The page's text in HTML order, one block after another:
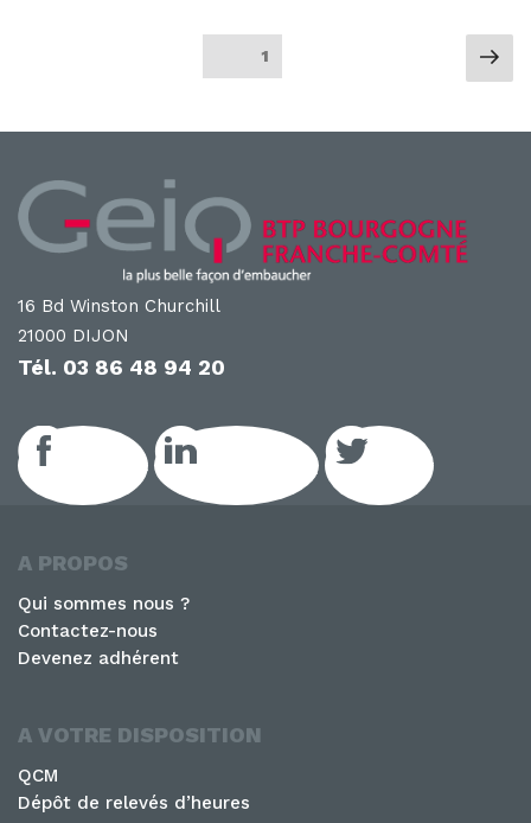
Page1
16 Bd Winston Churchill
21000 DIJON
Tél. 03 86 48 94 20
Facebook LinkedIn GEIQ Twitter
A PROPOS
Qui sommes nous ?
Contactez-nous
Devenez adhérent
A VOTRE DISPOSITION
QCM
Dépôt de relevés d’heures